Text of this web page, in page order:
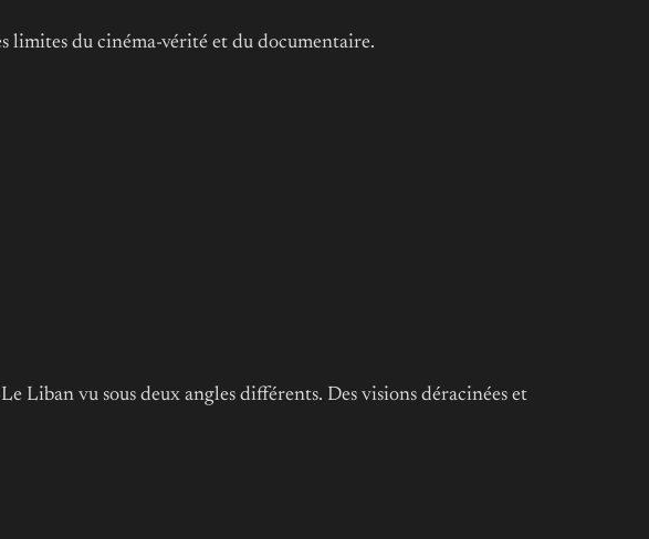
du cinéma-vérité et du documentaire.
Liban vu sous deux angles différents. Des visions déracinées et